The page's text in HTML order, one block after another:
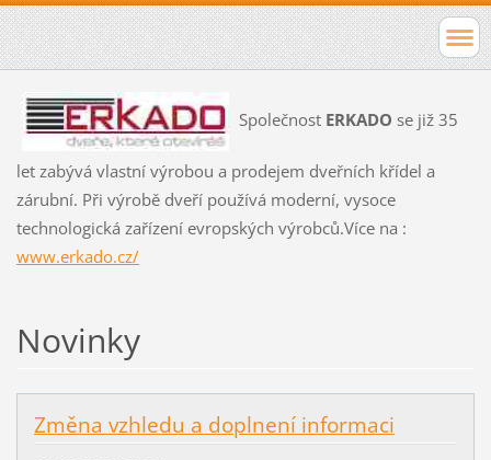
SpolečnostERKADO se již 35
let zabývá vlastní výrobou a prodejem dveřních křídel a
zárubní. Při výrobě dveří používá moderní, vysoce
technologická zařízení evropských výrobců.Více na :
www.erkado.cz/
Novinky
Změna vzhledu a doplnení informaci